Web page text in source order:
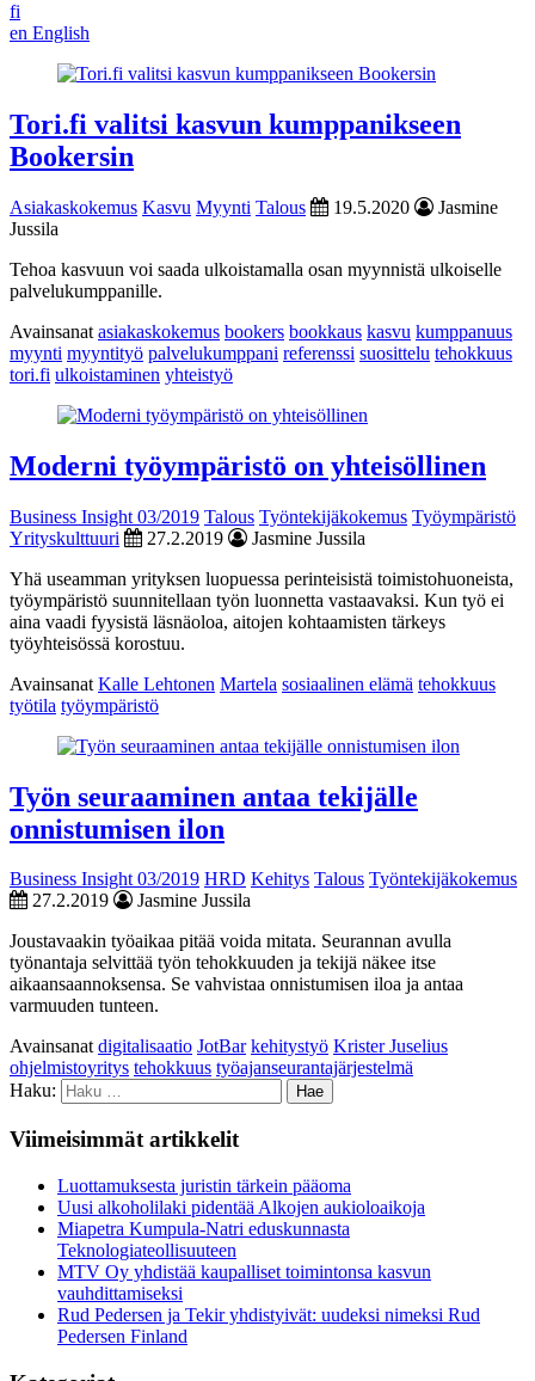
fi
en English
Tori.fi valitsi kasvun kumppanikseen
Bookersin
Asiakaskokemus Kasvu Myynti Talous 19.5.2020
Jasmine
Jussila
Tehoa kasvuun voi saada ulkoistamalla osan myynnistä ulkoiselle
palvelukumppanille.
Avainsanat asiakaskokemus bookers bookkaus kasvu kumppanuus
myynti myyntityö palvelukumppani referenssi suosittelu tehokkuus
tori.fi ulkoistaminen yhteistyö
Moderni työympäristö on yhteisöllinen
Business Insight 03/2019 Talous Työntekijäkokemus Työympäristö
Yrityskulttuuri
27.2.2019
Jasmine Jussila
Yhä useamman yrityksen luopuessa perinteisistä toimistohuoneista,
työympäristö suunnitellaan työn luonnetta vastaavaksi. Kun työ ei
aina vaadi fyysistä läsnäoloa, aitojen kohtaamisten tärkeys
työyhteisössä korostuu.
Avainsanat Kalle Lehtonen Martela sosiaalinen elämä tehokkuus
työtila työympäristö
Työn seuraaminen antaa tekijälle
onnistumisen ilon
Business Insight 03/2019 HRD Kehitys Talous Työntekijäkokemus
27.2.2019
Jasmine Jussila
Joustavaakin työaikaa pitää voida mitata. Seurannan avulla
työnantaja selvittää työn tehokkuuden ja tekijä näkee itse
aikaansaannoksensa. Se vahvistaa onnistumisen iloa ja antaa
varmuuden tunteen.
Avainsanatdigitalisaatio JotBar kehitystyö Krister Juselius
ohjelmistoyritys tehokkuus työajanseurantajärjestelmä
Haku:
Viimeisimmät artikkelit
Luottamuksesta juristin tärkein pääoma
Uusi alkoholilaki pidentää Alkojen aukioloaikoja
Miapetra Kumpula-Natri eduskunnasta
Teknologiateollisuuteen
MTV Oy yhdistää kaupalliset toimintonsa kasvun
vauhdittamiseksi
Rud Pedersen ja Tekir yhdistyivät: uudeksi nimeksi Rud
Pedersen Finland